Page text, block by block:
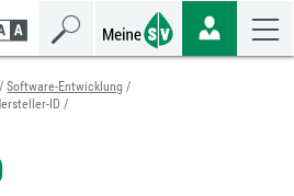
Software-Entwicklung
ID